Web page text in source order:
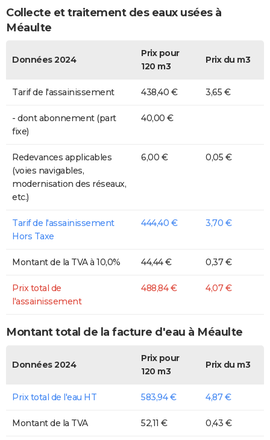
Collecte et traitement des eaux usées à
Méaulte
Données 2024
Prix pour
120 m3
Prix du m3
Tarif de l'assainissement 438,40 € 3,65 €
- dont abonnement (part
fixe)
40,00 €
Redevances applicables
(voies navigables,
modernisation des réseaux,
etc.)
6,00 € 0,05 €
Tarif de l'assainissement
Hors Taxe
444,40 € 3,70 €
Montant de la TVA à 10,0% 44,44 € 0,37 €
Prix total de
l'assainissement
488,84 € 4,07 €
Montant total de la facture d'eau à Méaulte
Données 2024
Prix pour
120 m3
Prix du m3
Prix total de l'eau HT 583,94 € 4,87 €
Montant de la TVA 52,11 € 0,43 €